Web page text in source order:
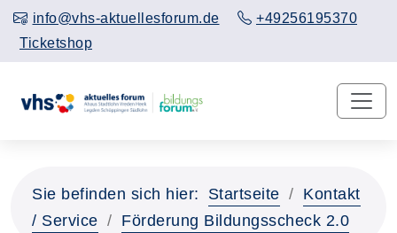
info@vhs-aktuellesforum.de
+49256195370
Ticketshop
Sie befinden sich hier: Startseite
Kontakt
/ Service
Förderung Bildungsscheck 2.0